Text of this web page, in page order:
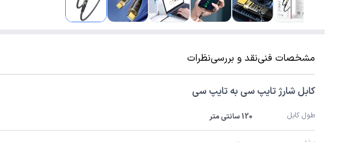
مشخصات فنینقد و بررسینظرات
کابل شارژ تایپ سی به تایپ سی
طول کابل 120 سانتی متر